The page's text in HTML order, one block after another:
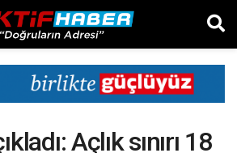
Açlık sınırı 18